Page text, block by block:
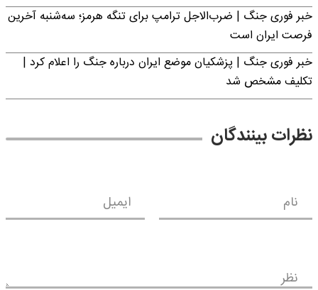
خبر فوری جنگ | ضرب‌الاجل ترامپ برای تنگه هرمز؛ سه‌شنبه آخرین
فرصت ایران است
خبر فوری جنگ | پزشکیان موضع ایران درباره جنگ را اعلام کرد |
تکلیف مشخص شد
نظرات بینندگان
نام ایمیل
نظر